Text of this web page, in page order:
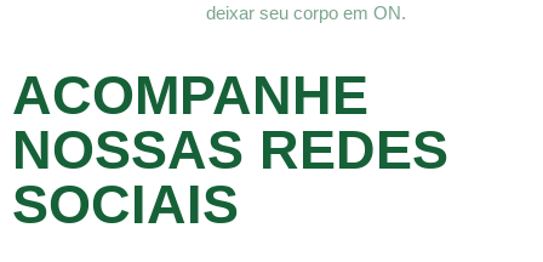
deixar seu corpo em ON.
ACOMPANHE
NOSSAS REDES
SOCIAIS